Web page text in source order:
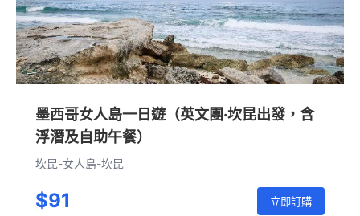
墨西哥女人島一日遊（英文團·坎昆出發，含
浮潛及自助午餐）
坎昆-女人島-坎昆
$91 立即訂購